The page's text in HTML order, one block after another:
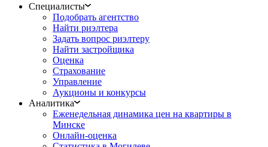
Специалисты
Подобрать агентство
Найти риэлтера
Задать вопрос риэлтеру
Найти застройщика
Оценка
Страхование
Управление
Аукционы и конкурсы
Аналитика
Еженедельная динамика цен на квартиры в
Минске
Онлайн-оценка